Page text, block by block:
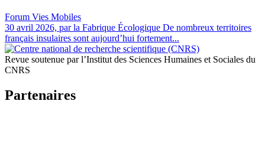
Forum Vies Mobiles
30 avril 2026, par la Fabrique Écologique De nombreux territoires
français insulaires sont aujourd’hui fortement...
Revue soutenue par l’Institut des Sciences Humaines et Sociales du
CNRS
Partenaires